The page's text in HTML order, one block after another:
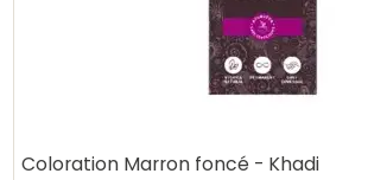
Coloration Marron foncé - Khadi